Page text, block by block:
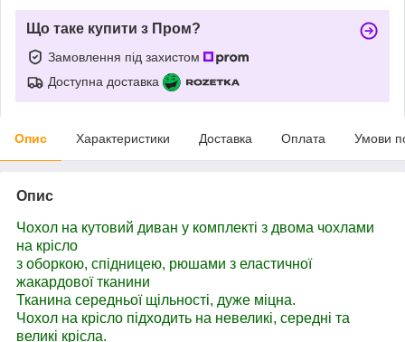
Що таке купити з Пром?
Замовлення під захистом
Доступна доставка
Опис Характеристики Доставка Оплата Умови
Опис
Чохол на кутовий диван у комплекті з двома чохлами
на крісло
з оборкою, спідницею, рюшами з еластичної
жакардової тканини
Тканина середньої щільності, дуже міцна.
Чохол на крісло підходить на невеликі, середні та
великі крісла.